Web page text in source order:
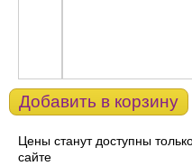
Добавить в корзину
Цены станут доступны
сайте